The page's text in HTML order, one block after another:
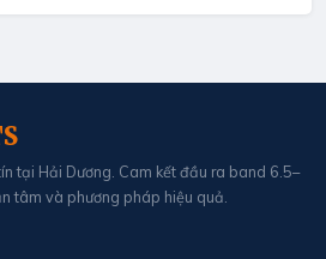
tại Hải Dương. Cam kết đầu ra band 6.5–
tâm và phương pháp hiệu quả.